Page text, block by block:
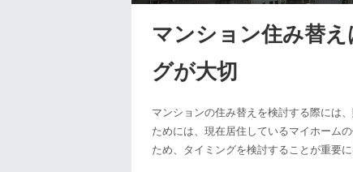
マンション住み替
グが大切
マンションの住み替えを検討する際には
ためには、現在居住しているマイホーム
ため、タイミングを検討することが重要に